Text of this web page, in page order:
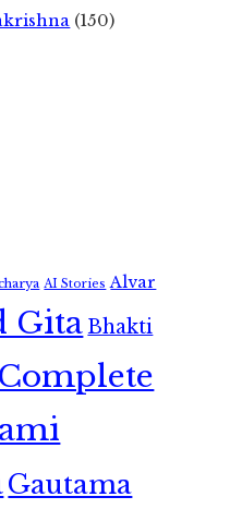
(150)
AI Stories Alvar
GitaBhakti
Complete
Gautama